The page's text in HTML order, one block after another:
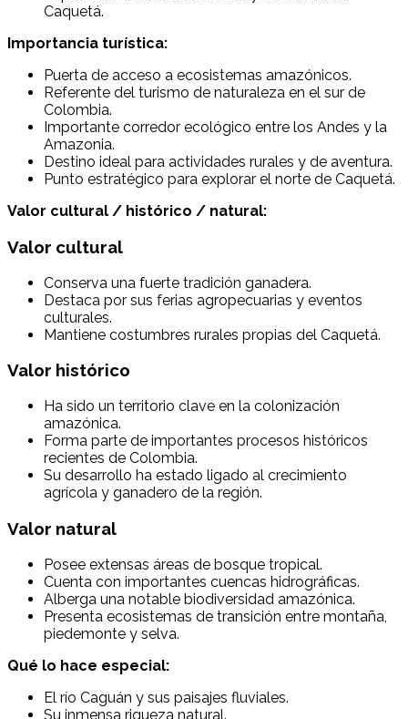
Caquetá.
Importancia turística:
Puerta de acceso a ecosistemas amazónicos.
Referente del turismo de naturaleza en el sur de
Colombia.
Importante corredor ecológico entre los Andes y la
Amazonia.
Destino ideal para actividades rurales y de aventura.
Punto estratégico para explorar el norte de Caquetá.
Valor cultural / histórico / natural:
Valor cultural
Conserva una fuerte tradición ganadera.
Destaca por sus ferias agropecuarias y eventos
culturales.
Mantiene costumbres rurales propias del Caquetá.
Valor histórico
Ha sido un territorio clave en la colonización
amazónica.
Forma parte de importantes procesos históricos
recientes de Colombia.
Su desarrollo ha estado ligado al crecimiento
agrícola y ganadero de la región.
Valor natural
Posee extensas áreas de bosque tropical.
Cuenta con importantes cuencas hidrográficas.
Alberga una notable biodiversidad amazónica.
Presenta ecosistemas de transición entre montaña,
piedemonte y selva.
Qué lo hace especial:
El río Caguán y sus paisajes fluviales.
Su inmensa riqueza natural.